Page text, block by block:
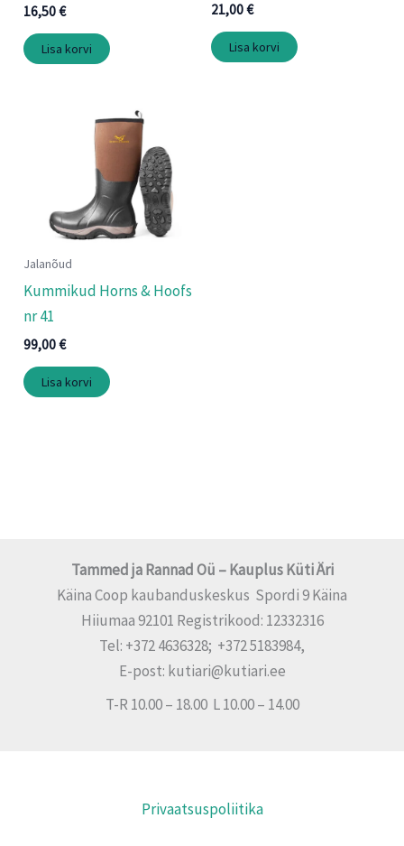
16,50€
Lisa korvi
21,00€
Lisa korvi
Jalanõud
Kummikud Horns & Hoofs
nr 41
99,00€
Lisa korvi
Tammed ja Rannad Oü – Kauplus Küti Äri
Käina Coop kaubanduskeskus Spordi 9 Käina
Hiiumaa 92101 Registrikood: 12332316
Tel: +372 4636328; +372 5183984,
E-post: kutiari@kutiari.ee
T-R 10.00 – 18.00 L 10.00 – 14.00
Privaatsuspoliitika